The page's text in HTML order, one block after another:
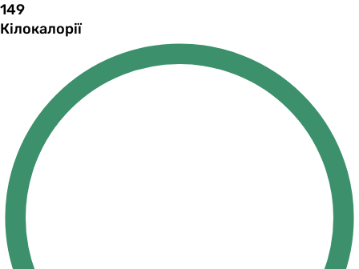
149
Кілокалорії